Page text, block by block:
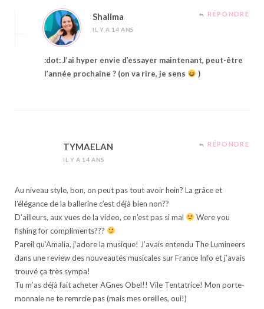
Shalima
IL Y A 14 ANS
RÉPONDRE
:dot: J’ai hyper envie d’essayer maintenant, peut-être
l’année prochaine ? (on va rire, je sens
)
TYMAELAN
IL Y A 14 ANS
RÉPONDRE
Au niveau style, bon, on peut pas tout avoir hein? La grâce et
l’élégance de la ballerine c’est déjà bien non??
D’ailleurs, aux vues de la video, ce n’est pas si mal
Were you
fishing for compliments???
Pareil qu’Amalia, j’adore la musique! J’avais entendu The Lumineers
dans une review des nouveautés musicales sur France Info et j’avais
trouvé ça très sympa!
Tu m’as déjà fait acheter AGnes Obel!! Vile Tentatrice! Mon porte-
monnaie ne te remrcie pas (mais mes oreilles, oui!)